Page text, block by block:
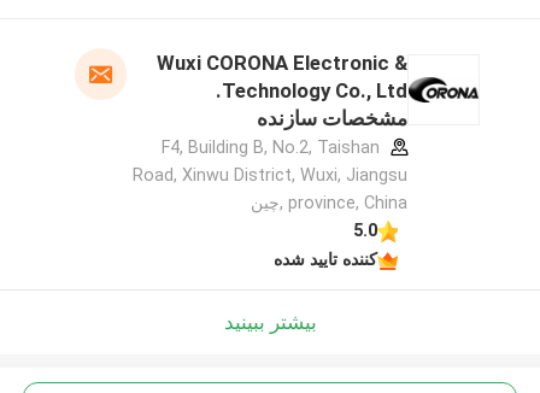
Wuxi CORONA Electronic &
Technology Co., Ltd.
مشخصات سازنده
F4, Building B, No.2, Taishan
Road, Xinwu District, Wuxi, Jiangsu
province, China ,چین
5.0
کننده تایید شده
بیشتر ببینید